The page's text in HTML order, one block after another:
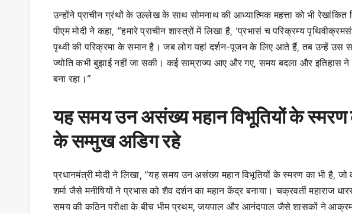
उन्होंने प्राचीन ग्रंथों के उल्लेख के साथ सोमनाथ की आध्यात्मिक महत्ता को भी
पीएम मोदी ने कहा, “हमारे प्राचीन शास्त्रों में लिखा है, ‘प्रभासं च परिक्रम्य
पृथ्वी की परिक्रमा के समान है। जब लोग यहां दर्शन-पूजन के लिए आते हैं, तब उन्हें उस
ज्योति कभी बुझाई नहीं जा सकी। कई साम्राज्य आए और गए, समय बदला और इतिहास ने
बना रहा।”
यह समय उन असंख्य महान विभूतियों के
के सम्मुख अडिग रहे
प्रधानमंत्री मोदी ने लिखा, “यह समय उन असंख्य महान विभूतियों के स्मरण का भी
शर्मा जैसे मनीषियों ने प्रभास को शैव दर्शन का महान केंद्र बनाया। चक्रवर्ती महाराज
समय की कठिन परीक्षा के बीच भीम प्रथम, जयपाल और आनंदपाल जैसे शासकों ने